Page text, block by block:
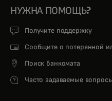
НУЖНА ПОМОЩЬ?
Получите поддержку
Сообщите о потерянной
Поиск банкомата
Часто задаваемые